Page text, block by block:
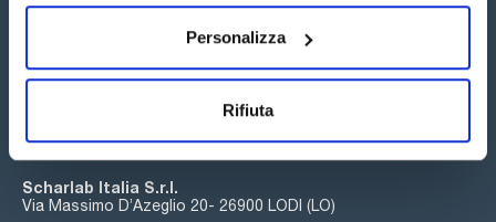
Personalizza
Rifiuta
Seguici:
Iscriviti alla Newsletter
Scharlab Italia S.r.l.
Via Massimo D’Azeglio 20- 26900 LODI (LO)